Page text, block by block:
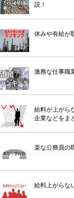
説！
休みや有給が
激務な仕事職
給料が上がら
企業などをま
楽な公務員の
給料上がらな